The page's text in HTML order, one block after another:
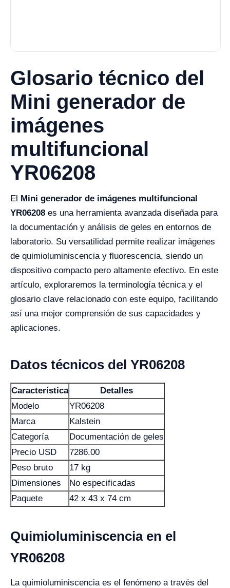
Glosario técnico del
Mini generador de
imágenes
multifuncional
YR06208
El Mini generador de imágenes multifuncional
YR06208 es una herramienta avanzada diseñada para
la documentación y análisis de geles en entornos de
laboratorio. Su versatilidad permite realizar imágenes
de quimioluminiscencia y fluorescencia, siendo un
dispositivo compacto pero altamente efectivo. En este
artículo, exploraremos la terminología técnica y el
glosario clave relacionado con este equipo, facilitando
así una mejor comprensión de sus capacidades y
aplicaciones.
Datos técnicos del YR06208
Característica
Detalles
Modelo
YR06208
Marca
Kalstein
Categoría
Documentación de geles
Precio USD
7286.00
Peso bruto
17 kg
Dimensiones
No especificadas
Paquete
42 x 43 x 74 cm
Quimioluminiscencia en el
YR06208
La quimioluminiscencia es el fenómeno a través del